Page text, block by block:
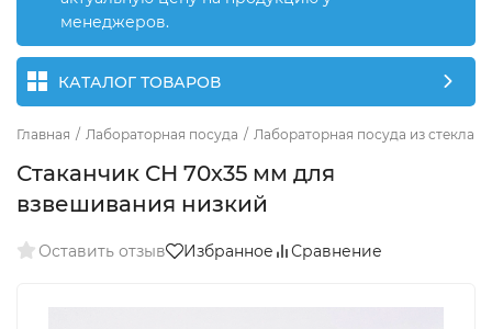
менеджеров.
КАТАЛОГ ТОВАРОВ
Главная / Лабораторная посуда / Лабораторная посуда из стекла
Стаканчик СН 70х35 мм для
взвешивания низкий
Оставить отзыв Избранное Сравнение